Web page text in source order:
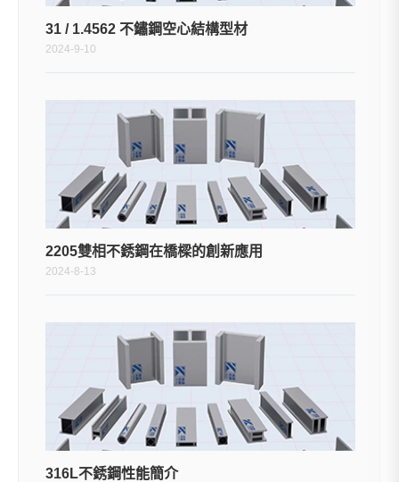
31 / 1.4562 不鏽鋼空心結構型材
2024-9-10
2205雙相不銹鋼在橋樑的創新應用
2024-8-13
316L不銹鋼性能簡介